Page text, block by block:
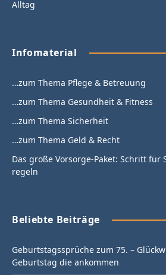
Alltag
Infomaterial
…zum Thema Pflege & Betreuung
…zum Thema Gesundheit & Fitness
…zum Thema Sicherheit
…zum Thema Geld & Recht
Das große Vorsorge-Paket: Schritt für
regeln
Beliebte Beiträge
Geburtstagssprüche zum 75. –
Geburtstag die ankommen